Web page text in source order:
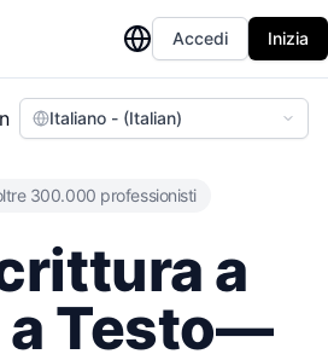
Accedi Inizia
Italiano - (Italian)
300.000 professionisti
a
a Testo—